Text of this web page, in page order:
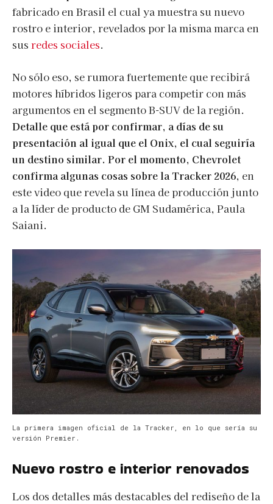
fabricado en Brasil el cual ya muestra su nuevo
rostro e interior, revelados por la misma marca en
sus redes sociales.
No sólo eso, se rumora fuertemente que recibirá
motores híbridos ligeros para competir con más
argumentos en el segmento B-SUV de la región.
Detalle que está por confirmar, a días de su
presentación al igual que el Onix, el cual seguiría
un destino similar. Por el momento, Chevrolet
confirma algunas cosas sobre la Tracker 2026, en
este video que revela su línea de producción junto
a la líder de producto de GM Sudamérica, Paula
Saiani.
La primera imagen oficial de la Tracker, en lo que sería su
versión Premier.
Nuevo rostro e interior renovados
Los dos detalles más destacables del rediseño de la